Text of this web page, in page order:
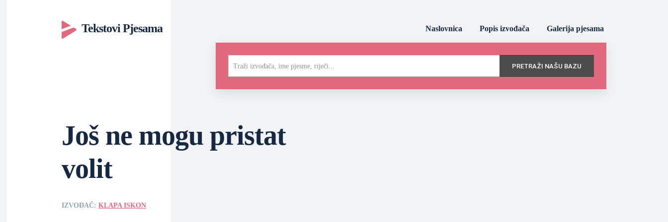
Tekstovi Pjesama Naslovnica Popis izvođača Galerija pjesama
Traži izvođača, ime pjesme, riječi... PRETRAŽI NAŠU BAZU
Još ne mogu pristat
volit
IZVOĐAČ: KLAPA ISKON